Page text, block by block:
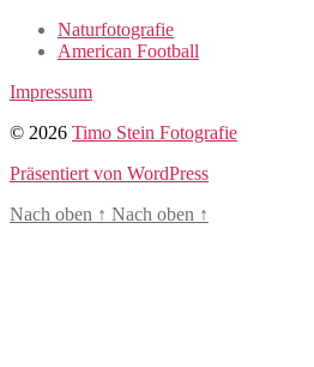
Naturfotografie
American Football
Impressum
© 2026 Timo Stein Fotografie
Präsentiert von WordPress
Nach oben ↑ Nach oben ↑